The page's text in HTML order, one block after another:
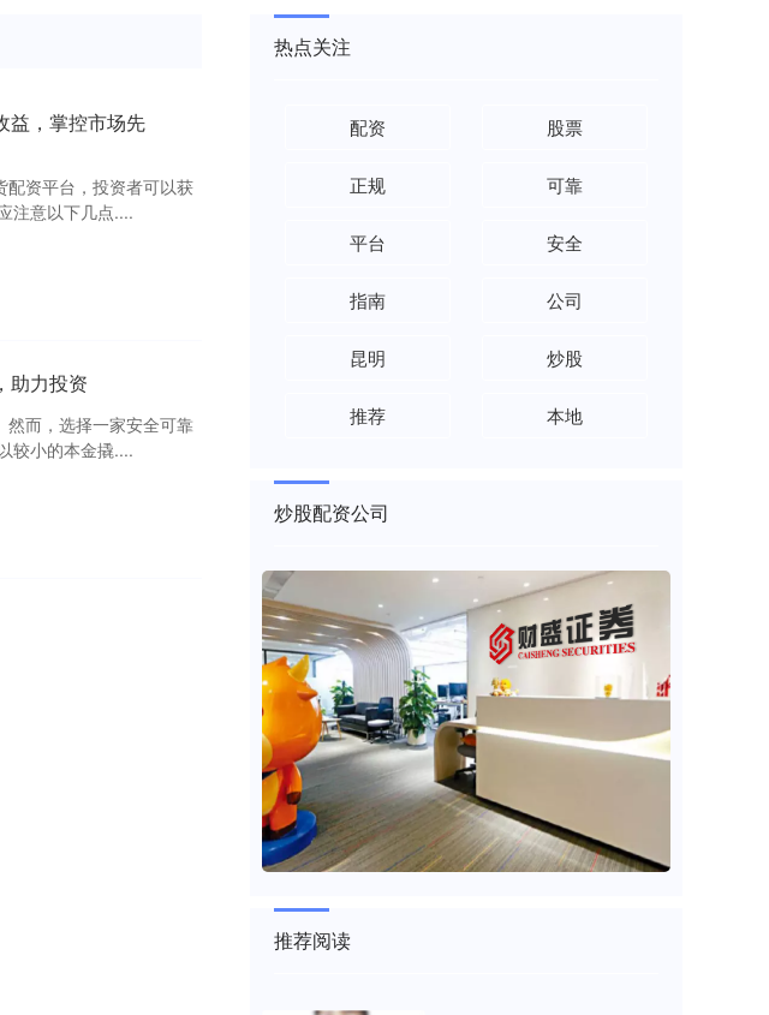
益，掌控市场先
配资平台，投资者可以获
注意以下几点....
助力投资
然而，选择一家安全可靠
较小的本金撬....
热点关注
配资 股票
正规 可靠
平台 安全
指南 公司
昆明 炒股
推荐 本地
炒股配资公司
推荐阅读